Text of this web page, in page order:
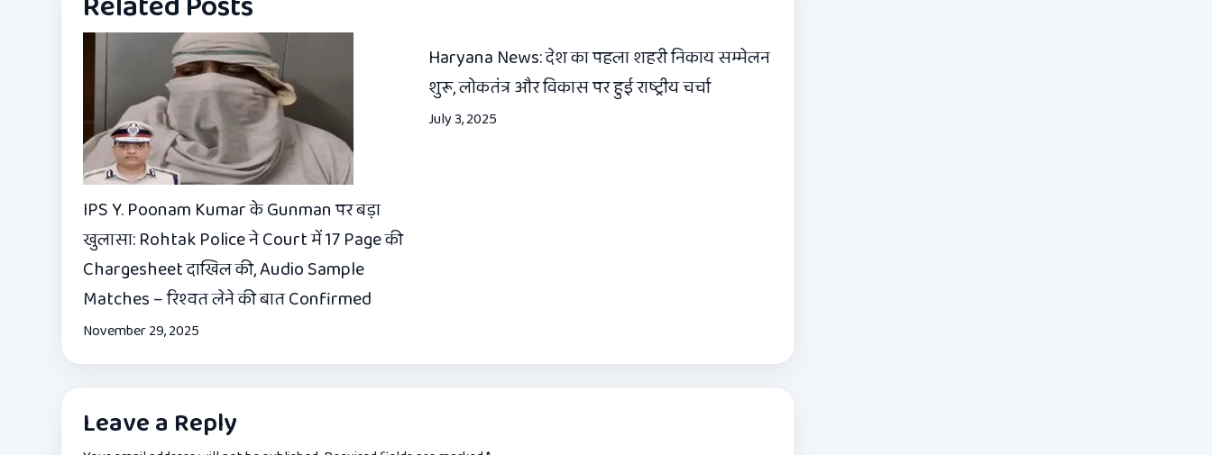
IPS Y. Poonam Kumar के Gunman पर बड़ा
खुलासा: Rohtak Police ने Court में 17 Page की
Chargesheet दाखिल की, Audio Sample
Matches – रिश्वत लेने की बात Confirmed
November 29, 2025
Haryana News: देश का पहला शहरी निकाय सम्मेलन
शुरू, लोकतंत्र और विकास पर हुई राष्ट्रीय चर्चा
July 3, 2025
Leave a Reply